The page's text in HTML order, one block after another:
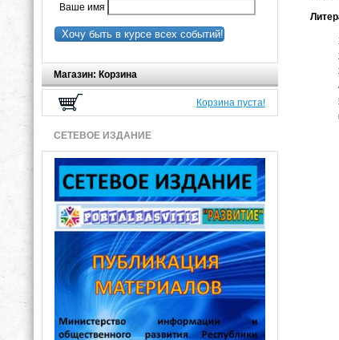
Ваше имя
Хочу быть в курсе всех событий!
Магазин: Корзина
Корзина пуста!
СЕТЕВОЕ ИЗДАНИЕ